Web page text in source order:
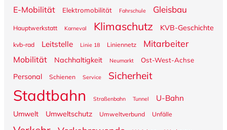
E-Mobilität Elektromobilität Fahrschule Gleisbau
Hauptwerkstatt Karneval Klimaschutz KVB-Geschichte
kvb-rad Leitstelle Linie 18 Liniennetz Mitarbeiter
Mobilität Nachhaltigkeit Neumarkt Ost-West-Achse
Personal Schienen Service Sicherheit
Stadtbahn Straßenbahn Tunnel U-Bahn
Umwelt Umweltschutz Umweltverbund Unfälle